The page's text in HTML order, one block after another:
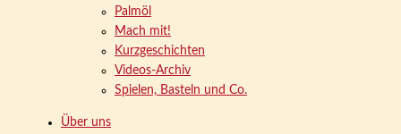
Palmöl
Mach mit!
Kurzgeschichten
Videos-Archiv
Spielen, Basteln und Co.
Über uns